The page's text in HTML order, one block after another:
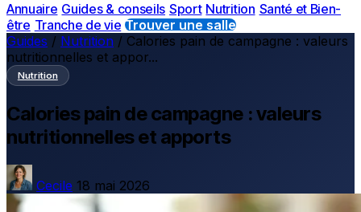
Annuaire Guides & conseils Sport Nutrition Santé et Bien-
être Tranche de vie Trouver une salle
Guides / Nutrition / Calories pain de campagne : valeurs
nutritionnelles et appor...
Nutrition
Calories pain de campagne : valeurs
nutritionnelles et apports
Cecile 18 mai 2026